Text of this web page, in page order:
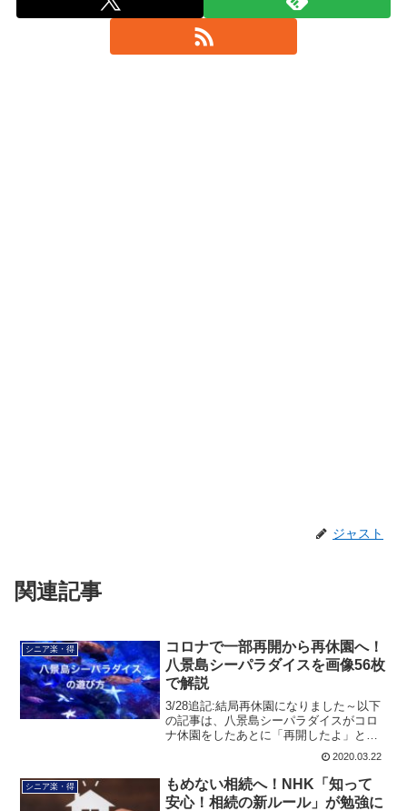
ジャスト
関連記事
シニア楽・得
コロナで一部再開から再休園へ！
八景島シーパラダイスを画像56枚
で解説
3/28追記:結局再休園になりました～以下
の記事は、八景島シーパラダイスがコロ
ナ休園をしたあとに「再開したよ」とい
う内容でしたが、結局再び全館休園が発
表となりましたので追記いたしま
す。。。たいへんな世の中になりました
ね^^;↓八景島シーパラ...
2020.03.22
シニア楽・得
もめない相続へ！NHK「知って
安心！相続の新ルール」が勉強に